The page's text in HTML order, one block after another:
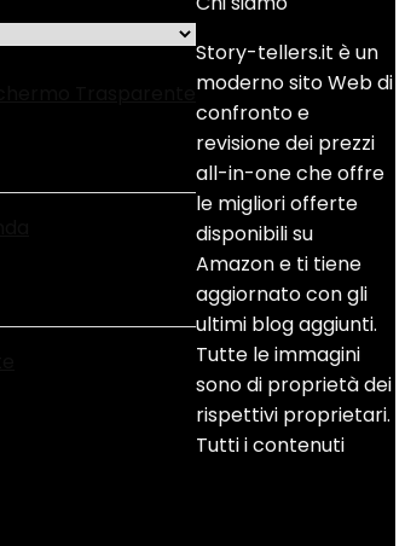
Story-tellers.it è un
moderno sito Web di
confronto e
revisione dei prezzi
all-in-one che offre
le migliori offerte
disponibili su
Amazon e ti tiene
aggiornato con gli
ultimi blog aggiunti.
Tutte le immagini
sono di proprietà dei
rispettivi proprietari.
Tutti i contenuti